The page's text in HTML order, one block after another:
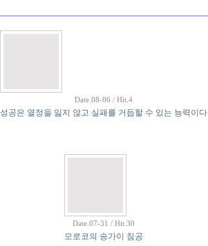
Date.08-06 / Hit.4
성공은 열정을 잃지 않고 실패를 거듭할 수 있는 능력이다
Date.07-31 / Hit.30
모로코의 송가이 침공